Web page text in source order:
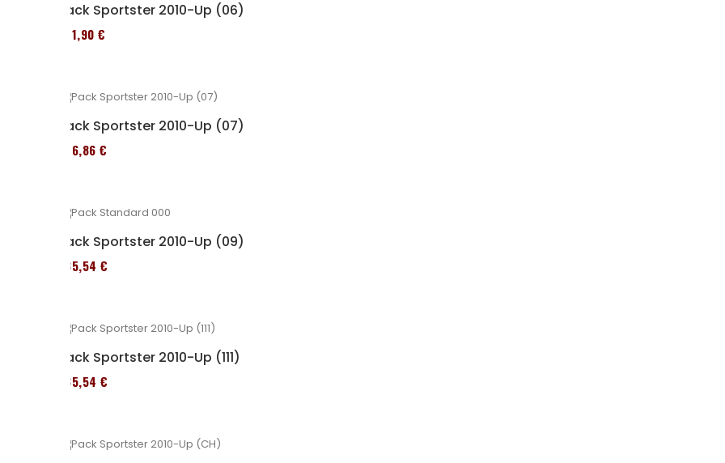
Pack Sportster 2010-Up (06)
371,90 €
Pack Sportster 2010-Up (07)
276,86 €
Pack Sportster 2010-Up (09)
235,54 €
Pack Sportster 2010-Up (111)
235,54 €